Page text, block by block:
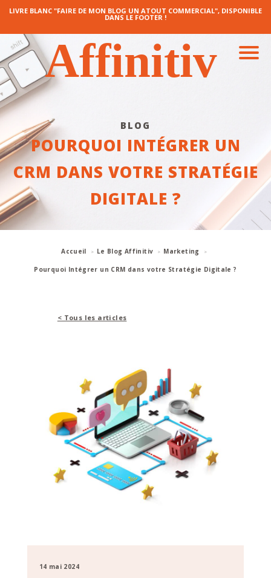
LIVRE BLANC "FAIRE DE MON BLOG UN ATOUT COMMERCIAL", DISPONIBLE
DANS LE FOOTER !
BLOG
POURQUOI INTÉGRER UN
CRM DANS VOTRE STRATÉGIE
DIGITALE ?
Accueil Le Blog Affinitiv Marketing
Pourquoi Intégrer un CRM dans votre Stratégie Digitale ?
< Tous les articles
14 mai 2024